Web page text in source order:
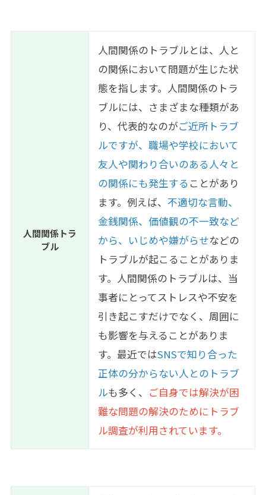
人間関係トラ
ブル
人間関係のトラブルとは、人と
の関係において問題が生じた状
態を指します。人間関係のトラ
ブルには、さまざまな種類があ
り、代表的なのがご近所トラブ
ルですが、職場や学校において
友人や関わり合いのある人々と
の関係にも発生する ことがあり
ます。例えば、 不適切な言動、
金銭関係、価値観の不一致など
から、いじめや嫌がらせなどの
トラブルが起こることがありま
す。人間関係のトラブルは、当
事者にとってストレスや不安を
引き起こすだけでなく、周囲に
も影響を与えることがありま
す。最近ではSNSで知り合った
正体の分からない人とのトラブ
ルも多く、 ご自身では解決が困
難な問題の解決のためにトラブ
ル調査が利用されています。